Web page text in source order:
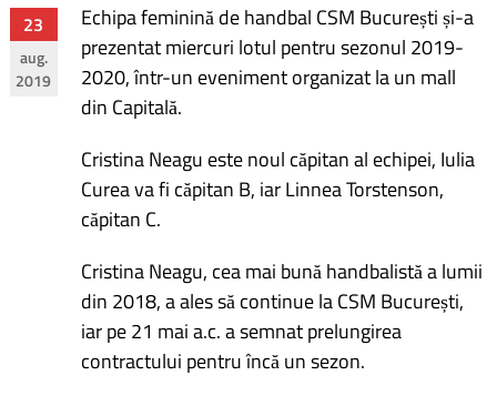
23
aug.
2019
Echipa feminină de handbal CSM București și-a
prezentat miercuri lotul pentru sezonul 2019-
2020, într-un eveniment organizat la un mall
din Capitală.
Cristina Neagu este noul căpitan al echipei, Iulia
Curea va fi căpitan B, iar Linnea Torstenson,
căpitan C.
Cristina Neagu, cea mai bună handbalistă a lumii
din 2018, a ales să continue la CSM București,
iar pe 21 mai a.c. a semnat prelungirea
contractului pentru încă un sezon.
Navigare
în
articole